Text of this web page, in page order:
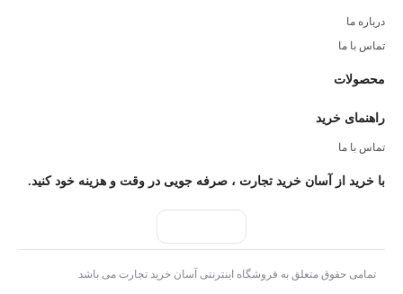
امکان تبدیل هارد 2.5 اینچی به هارد اکسترنال
15 × 80 × 112
برای سفارش این محصول با شماره های زیر تماس حاصل فرمایید:
آدرس فروشگاه ما:
درباره ما
تماس با ما
محصولات
راهنمای خرید
تماس با ما
با خرید از آسان خرید تجارت ، صرفه جویی در وقت و هزینه خود کنید.
تمامی حقوق متعلق به فروشگاه اینترنتی آسان خرید تجارت می باشد